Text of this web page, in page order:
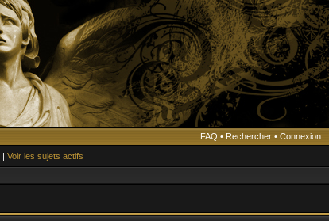
FAQ • Rechercher • Connexion
| Voir les sujets actifs